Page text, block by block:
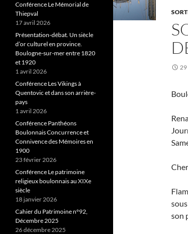
29
son
Conférence Le Mémorial de
Thiepval
17 avril 2026
Présentation-débat. Un siècle
d’or culturel en province.
Boulogne-sur-mer entre 1820
et 1920
1 avril 2026
Conférence Les Vikings à
Quentovic et dans son arrière-
pays
1 avril 2026
Conférence Panthéons
Boulonnais Concurrence et
Connivence des Mémoires en
1900
23 février 2026
Conférence Le patrimoine
religieux boulonnais au XIXe
siècle
18 janvier 2026
Cahier du Patrimoine n°92,
Décembre 2025
26 décembre 2025